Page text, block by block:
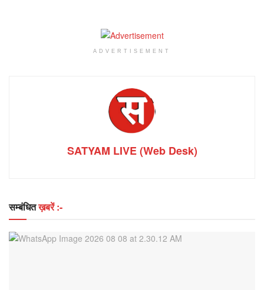
ADVERTISEMENT
SATYAM LIVE (Web Desk)
सम्बंधितख़बरें :-